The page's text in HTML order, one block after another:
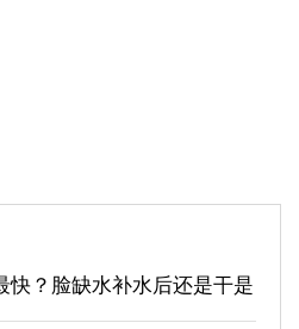
快？脸缺水补水后还是干是